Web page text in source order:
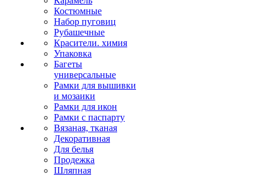
Костюмные
Набор пуговиц
Рубашечные
Красители. химия
Упаковка
Багеты
универсальные
Рамки для вышивки
и мозаики
Рамки для икон
Рамки с паспарту
Вязаная, тканая
Декоративная
Для белья
Продежка
Шляпная